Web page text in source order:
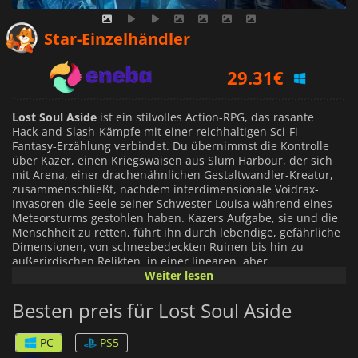
Star-Einzelhändler
29.31€
32.99€
Lost Soul Aside ist ein stilvolles Action-RPG, das rasante
Hack-and-Slash-Kämpfe mit einer reichhaltigen Sci-Fi-
Fantasy-Erzählung verbindet. Du übernimmst die Kontrolle
über Kazer, einen Kriegswaisen aus Slum Harbour, der sich
mit Arena, einer drachenähnlichen Gestaltwandler-Kreatur,
zusammenschließt, nachdem interdimensionale Voidrax-
Invasoren die Seele seiner Schwester Louisa während eines
Meteorsturms gestohlen haben. Kazers Aufgabe, sie und die
Menschheit zu retten, führt ihn durch lebendige, gefährliche
Dimensionen, von schneebedeckten Ruinen bis hin zu
außerirdischen Relikten, in einer linearen, aber
erkundungsreichen Welt.
Der Kampf ist das Herzstück des Spiels, mit blitzschnellen
Kombos, Ausweichmanövern und Paraden. Kazers Arsenal
verwandelt sich mit Hilfe von Arena in verschiedene Waffen -
Schwerter, Fernkampfblaster oder bewegungsorientierte
Weiter lesen
Besten preis für Lost Soul Aside
PC
PS5